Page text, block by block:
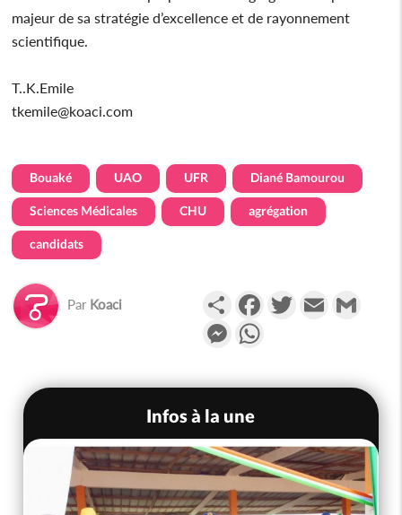
majeur de sa stratégie d’excellence et de rayonnement
scientifique.
T..K.Emile
tkemile@koaci.com
Bouaké UAO UFR Diané Bamourou
Sciences Médicales CHU agrégation
candidats
Par Koaci PartagerFacebookTwitterEmail
Messenger
Infos à la une